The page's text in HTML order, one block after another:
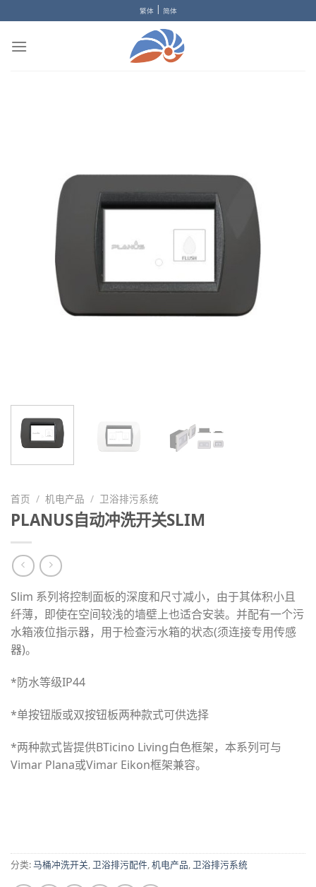
to
content
繁体 | 简体
首页 / 机电产品 / 卫浴排污系统
PLANUS自动冲洗开关SLIM
Slim 系列将控制面板的深度和尺寸减小，由于其体积小且
纤薄，即使在空间较浅的墙壁上也适合安装。并配有一个污
水箱液位指示器，用于检查污水箱的状态(须连接专用传感
器)。
*防水等级IP44
*单按钮版或双按钮板两种款式可供选择
*两种款式皆提供BTicino Living白色框架，本系列可与
Vimar Plana或Vimar Eikon框架兼容。
分类:马桶冲洗开关, 卫浴排污配件,机电产品, 卫浴排污系统